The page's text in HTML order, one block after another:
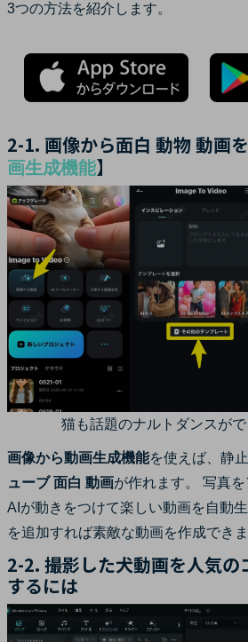
3つの方法を紹介します。
2-1. 画像から面白 動物 動画
画生成機能】
猫も話題のナルトダンスが
画像から動画生成機能を使えば、静
ューブ 面白 動画が作れます。 写真を
AIが動きをつけて楽しい動画を自動
を追加すれば素敵な動画を作成できま
2-2. 撮影した犬動画を人気の
するには